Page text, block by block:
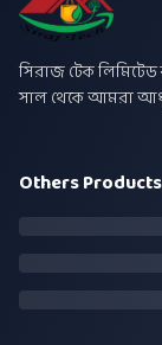
সিরাজ টেক
সাল থেকে আমরা
Others Products